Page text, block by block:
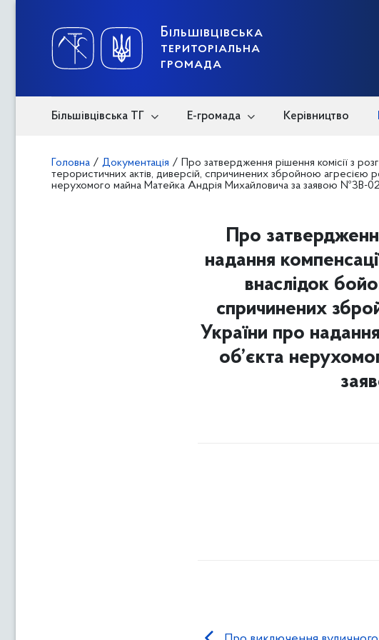
Більшівцівська
територіальна
громада
Більшівцівська ТГ Е-громада Керівництво
Головна / Документація /
Про затвердження рішення комісії з
терористичних актів, диверсій, спричинених збройною агресією
нерухомого майна Матейка Андрія Михайловича за заявою №ЗВ-
Про
надання
внаслідок
спричинених
України про
об’єкта